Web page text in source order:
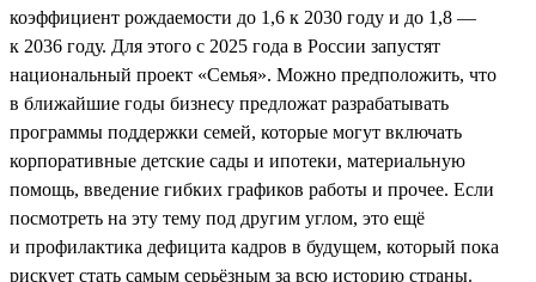
коэффициент рождаемости до 1,6 к 2030 году и до 1,8 —
к 2036 году. Для этого с 2025 года в России запустят
национальный проект «Семья». Можно предположить, что
в ближайшие годы бизнесу предложат разрабатывать
программы поддержки семей, которые могут включать
корпоративные детские сады и ипотеки, материальную
помощь, введение гибких графиков работы и прочее. Если
посмотреть на эту тему под другим углом, это ещё
и профилактика дефицита кадров в будущем, который пока
рискует стать самым серьёзным за всю историю страны.